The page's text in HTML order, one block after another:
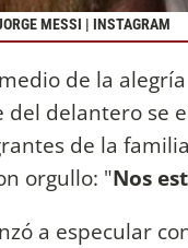
MESSI | INSTAGRAM
de la
delantero se
de la
orgullo: "Nos
a especular